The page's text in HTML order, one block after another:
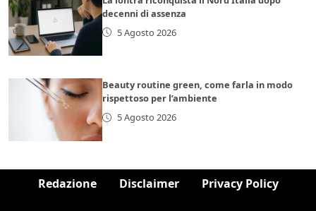
decenni di assenza
5 Agosto 2026
Beauty routine green, come farla in modo
rispettoso per l’ambiente
5 Agosto 2026
Redazione Disclaimer Privacy Policy